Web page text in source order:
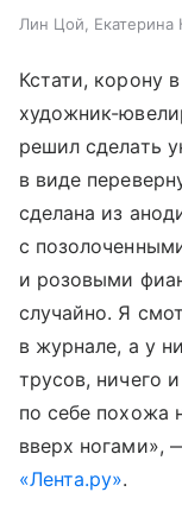
Лин Цой, Екатерина
Кстати, корону
художник-
решил сделать
в виде
сделана из
с
и розовыми
случайно. Я
в журнале, а у
трусов, ничего
по себе похожа
вверх ногами»,
«Лента.ру».